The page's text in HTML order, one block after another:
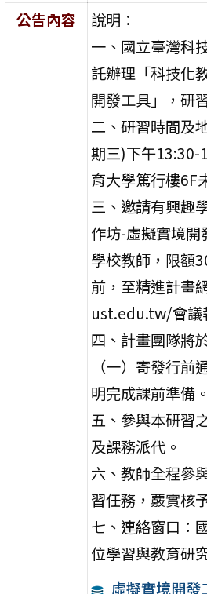
公告內容
說明：
一、國立臺灣科
託辦理「科技化
開發工具」，研
二、研習時間及
期三)下午13:30-
育大學篤行樓6F
三、邀請有興趣
作坊-虛擬實境開
學校教師，限額
前，至精進計
ust.edu.tw/會議
四、計畫團隊將
（一）寄發行
明完成課前準備。
五、參與本研習
及課務派代。
六、教師全程參
習任務，覈實核
七、連絡窗口：
位學習與教育研
虛擬實境開發